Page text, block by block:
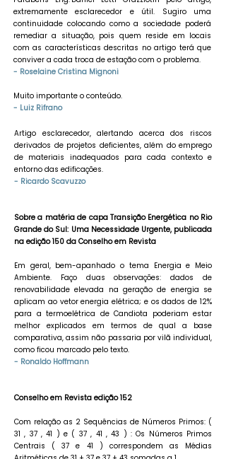
extremamente esclarecedor e útil. Sugiro uma
continuidade colocando como a sociedade poderá
remediar a situação, pois quem reside em locais
com as características descritas no artigo terá que
conviver a cada troca de estação com o problema.
- Roselaine Cristina Mignoni
Muito importante o conteúdo.
- Luiz Rifrano
Artigo esclarecedor, alertando acerca dos riscos
derivados de projetos deficientes, além do emprego
de materiais inadequados para cada contexto e
entorno das edificações.
- Ricardo Scavuzzo
​Sobre a matéria de capa Transição Energética no Rio
Grande do Sul: Uma Necessidade Urgente, publicada
na edição 150 da Conselho em Revista
Em geral, bem-apanhado o tema Energia e Meio
Ambiente. Faço duas observações: dados de
renovabilidade elevada na geração de energia se
aplicam ao vetor energia elétrica; e os dados de 12%
para a termoelétrica de Candiota poderiam estar
melhor explicados em termos de qual a base
comparativa, assim não passaria por vilã individual,
como ficou marcado pelo texto.
- Ronaldo Hoffmann
Conselho em Revista edição 152
Com relação as 2 Sequências de Números Primos: (
31 , 37 , 41 ) e ( 37 , 41 , 43 ) : Os Números Primos
Centrais ( 37 e 41 ) correspondem as Médias